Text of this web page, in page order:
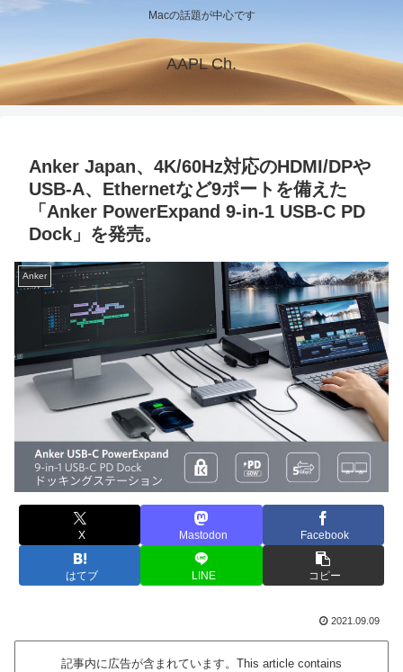
Macの話題が中心です
AAPL Ch.
Anker Japan、4K/60Hz対応のHDMI/DPや
USB-A、Ethernetなど9ポートを備えた
「Anker PowerExpand 9-in-1 USB-C PD
Dock」を発売。
Anker
X Mastodon Facebook
はてブ LINE コピー
2021.09.09
記事内に広告が含まれています。This article contains